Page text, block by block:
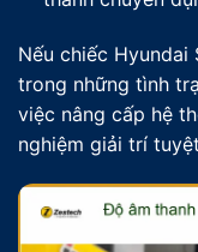
Nếu chiếc Hyundai
trong những tình
việc nâng cấp hệ
nghiệm giải trí